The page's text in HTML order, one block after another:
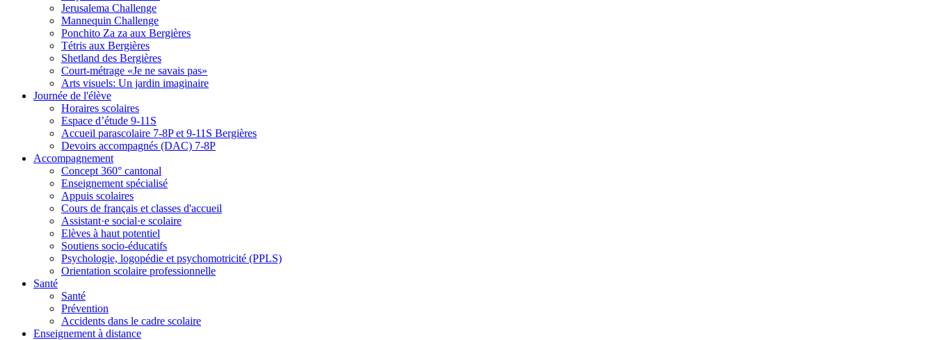
Jerusalema Challenge
Mannequin Challenge
Ponchito Za za aux Bergières
Tétris aux Bergières
Shetland des Bergières
Court-métrage «Je ne savais pas»
Arts visuels: Un jardin imaginaire
Journée de l'élève
Horaires scolaires
Espace d’étude 9-11S
Accueil parascolaire 7-8P et 9-11S Bergières
Devoirs accompagnés (DAC) 7-8P
Accompagnement
Concept 360° cantonal
Enseignement spécialisé
Appuis scolaires
Cours de français et classes d'accueil
Assistant·e social·e scolaire
Elèves à haut potentiel
Soutiens socio-éducatifs
Psychologie, logopédie et psychomotricité (PPLS)
Orientation scolaire professionnelle
Santé
Santé
Prévention
Accidents dans le cadre scolaire
Enseignement à distance